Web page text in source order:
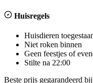
Huisregels
Huisdieren
Niet roken binnen
Geen feestjes of
Stilte na 22:00
Beste prijs gegarandeerd